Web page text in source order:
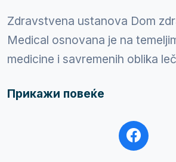
Zdravstvena ustanova Dom
Medical osnovana je na
medicine i savremenih oblika
Прикажи повеќе